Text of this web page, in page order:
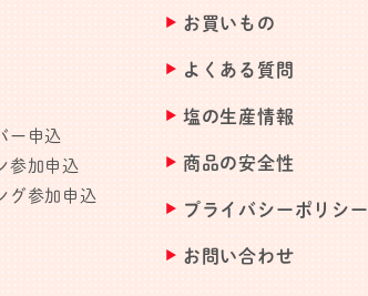
ー申込
参加申込
グ参加申込
お買いもの
よくある質問
塩の生産情報
商品の安全性
プライバシーポリシー
お問い合わせ